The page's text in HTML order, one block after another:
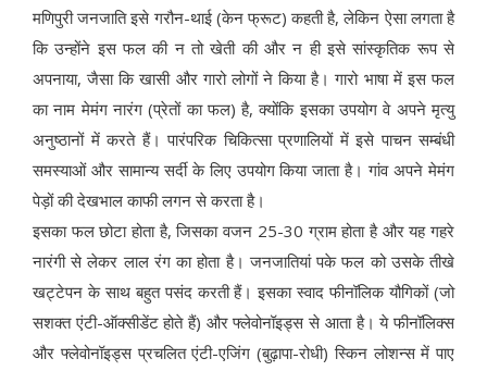
मणिपुरी जनजाति इसे गरौन-थाई (केन फ्रूट) कहती है, लेकिन ऐसा लगता है
कि उन्होंने इस फल की न तो खेती की और न ही इसे सांस्कृतिक रूप से
अपनाया, जैसा कि खासी और गारो लोगों ने किया है। गारो भाषा में इस फल
का नाम मेमंग नारंग (प्रेतों का फल) है, क्योंकि इसका उपयोग वे अपने मृत्यु
अनुष्ठानों में करते हैं। पारंपरिक चिकित्सा प्रणालियों में इसे पाचन सम्बंधी
समस्याओं और सामान्य सर्दी के लिए उपयोग किया जाता है। गांव अपने मेमंग
पेड़ों की देखभाल काफी लगन से करता है।
इसका फल छोटा होता है, जिसका वजन 25-30 ग्राम होता है और यह गहरे
नारंगी से लेकर लाल रंग का होता है। जनजातियां पके फल को उसके तीखे
खट्टेपन के साथ बहुत पसंद करती हैं। इसका स्वाद फीनॉलिक यौगिकों (जो
सशक्त एंटी-ऑक्सीडेंट होते हैं) और फ्लेवोनॉइड्स से आता है। ये फीनॉलिक्स
और फ्लेवोनॉइड्स प्रचलित एंटी-एजिंग (बुढ़ापा-रोधी) स्किन लोशन्स में पाए